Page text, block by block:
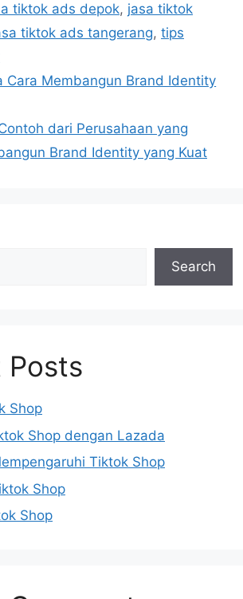
tiktok ads depok, jasa tiktok
tiktok ads tangerang, tips
Cara Membangun Brand Identity
dari Perusahaan yang
Brand Identity yang Kuat
Search
Posts
Shop
Shop dengan Lazada
Tiktok Shop
Shop
Shop